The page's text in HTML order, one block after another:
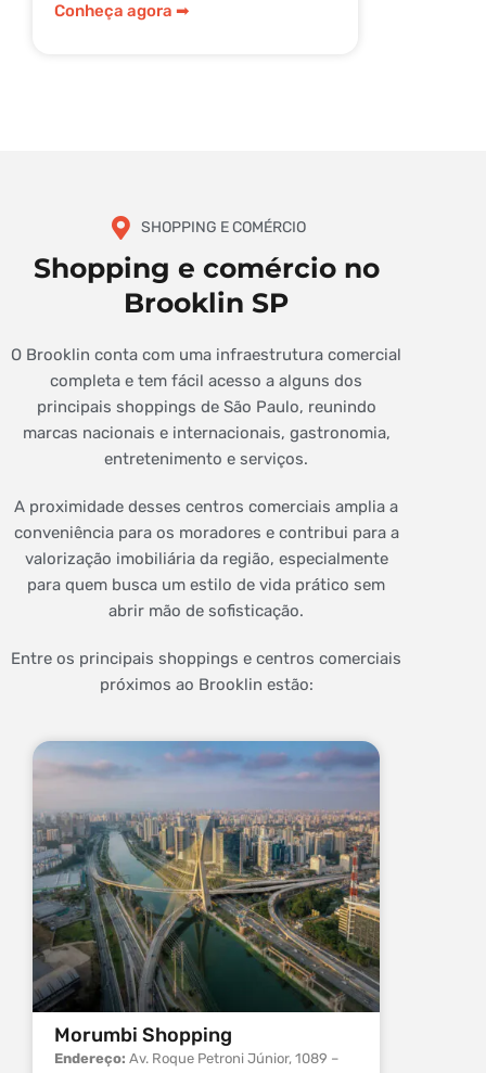
Conheça agora ➡︎
SHOPPING E COMÉRCIO
Shopping e comércio no
Brooklin SP
O Brooklin conta com uma infraestrutura comercial
completa e tem fácil acesso a alguns dos
principais shoppings de São Paulo, reunindo
marcas nacionais e internacionais, gastronomia,
entretenimento e serviços.
A proximidade desses centros comerciais amplia a
conveniência para os moradores e contribui para a
valorização imobiliária da região, especialmente
para quem busca um estilo de vida prático sem
abrir mão de sofisticação.
Entre os principais shoppings e centros comerciais
próximos ao Brooklin estão:
Morumbi Shopping
Endereço: Av. Roque Petroni Júnior, 1089 –